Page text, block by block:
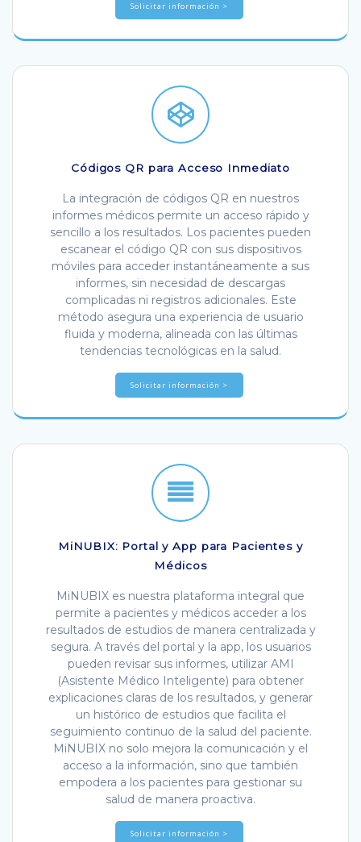
Solicitar información >
Códigos QR para Acceso Inmediato
La integración de códigos QR en nuestros
informes médicos permite un acceso rápido y
sencillo a los resultados. Los pacientes pueden
escanear el código QR con sus dispositivos
móviles para acceder instantáneamente a sus
informes, sin necesidad de descargas
complicadas ni registros adicionales. Este
método asegura una experiencia de usuario
fluida y moderna, alineada con las últimas
tendencias tecnológicas en la salud.
Solicitar información >
MiNUBIX: Portal y App para Pacientes y
Médicos
MiNUBIX es nuestra plataforma integral que
permite a pacientes y médicos acceder a los
resultados de estudios de manera centralizada y
segura. A través del portal y la app, los usuarios
pueden revisar sus informes, utilizar AMI
(Asistente Médico Inteligente) para obtener
explicaciones claras de los resultados, y generar
un histórico de estudios que facilita el
seguimiento continuo de la salud del paciente.
MiNUBIX no solo mejora la comunicación y el
acceso a la información, sino que también
empodera a los pacientes para gestionar su
salud de manera proactiva.
Solicitar información >